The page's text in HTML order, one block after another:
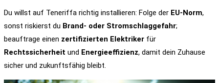
Du willst auf Teneriffa richtig installieren: Folge der EU-Norm,
sonst riskierst du Brand- oder Stromschlaggefahr;
beauftrage einen zertifizierten Elektriker für
Rechtssicherheit und Energieeffizienz, damit dein Zuhause
sicher und zukunftsfähig bleibt.